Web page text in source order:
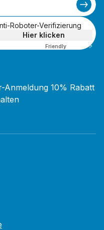
Roboter-Verifizierung
Hier klicken
Friendly Captcha ⇗
Anmeldung 10% Rabatt